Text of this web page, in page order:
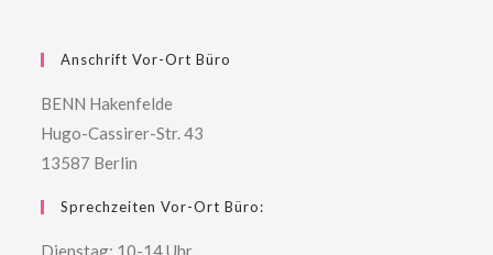
Anschrift Vor-Ort Büro
BENN Hakenfelde
Hugo-Cassirer-Str. 43
13587 Berlin
Sprechzeiten Vor-Ort Büro:
Dienstag: 10-14 Uhr